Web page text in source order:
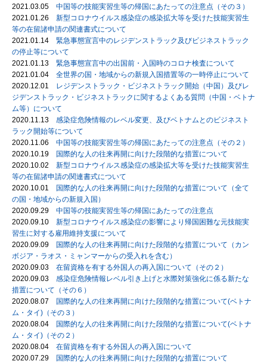
2021.03.05 中国等の技能実習生等の帰国にあたっての注意点（その３）
2021.01.26 新型コロナウイルス感染症の感染拡大等を受けた技能実習生
等の在留諸申請の関連書式について
2021.01.14 緊急事態宣言中のレジデンストラック及びビジネストラック
の停止等について
2021.01.13 緊急事態宣言中の出国前・入国時のコロナ検査について
2021.01.04 全世界の国・地域からの新規入国措置等の一時停止について
2020.12.01 レジデンストラック・ビジネストラック開始（中国）及びレ
ジデンストラック・ビジネストラックに関するよくある質問（中国・ベトナ
ム等）について
2020.11.13 感染症危険情報のレベル変更、及びベトナムとのビジネスト
ラック開始等について
2020.11.06 中国等の技能実習生等の帰国にあたっての注意点（その２）
2020.10.19 国際的な人の往来再開に向けた段階的な措置について
2020.10.02 新型コロナウイルス感染症の感染拡大等を受けた技能実習生
等の在留諸申請の関連書式について
2020.10.01 国際的な人の往来再開に向けた段階的な措置について（全て
の国・地域からの新規入国）
2020.09.29 中国等の技能実習生等の帰国にあたっての注意点
2020.09.10 新型コロナウイルス感染症の影響により帰国困難な元技能実
習生に対する雇用維持支援について
2020.09.09 国際的な人の往来再開に向けた段階的な措置について（カン
ボジア・ラオス・ミャンマーからの受入れを含む）
2020.09.03 在留資格を有する外国人の再入国について（その２）
2020.09.03 感染症危険情報レベル引き上げと水際対策強化に係る新たな
措置について（その６）
2020.08.07 国際的な人の往来再開に向けた段階的な措置について(ベトナ
ム・タイ)（その３）
2020.08.04 国際的な人の往来再開に向けた段階的な措置について(ベトナ
ム・タイ)（その２）
2020.08.04 在留資格を有する外国人の再入国について
2020.07.29 国際的な人の往来再開に向けた段階的な措置について